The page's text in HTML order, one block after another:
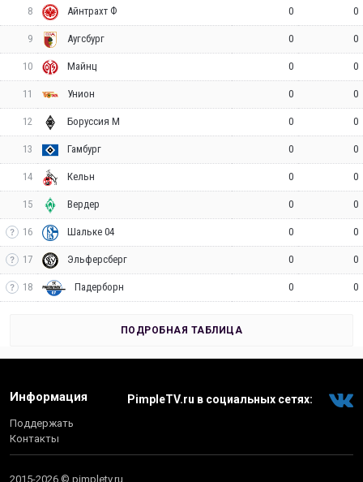
8 Айнтрахт Ф 0 0
9 Аугсбург 0 0
10 Майнц 0 0
11 Унион 0 0
12 Боруссия М 0 0
13 Гамбург 0 0
14 Кельн 0 0
15 Вердер 0 0
16 Шальке 04 0 0
17 Эльферсберг 0 0
18 Падерборн 0 0
ПОДРОБНАЯ ТАБЛИЦА
Информация
Поддержать
Контакты
PimpleTV.ru в социальных сетях:
2015-2026 © pimpletv.ru